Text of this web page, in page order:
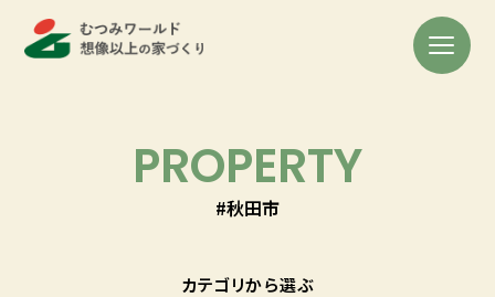
PROPERTY
#秋田市
カテゴリから選ぶ